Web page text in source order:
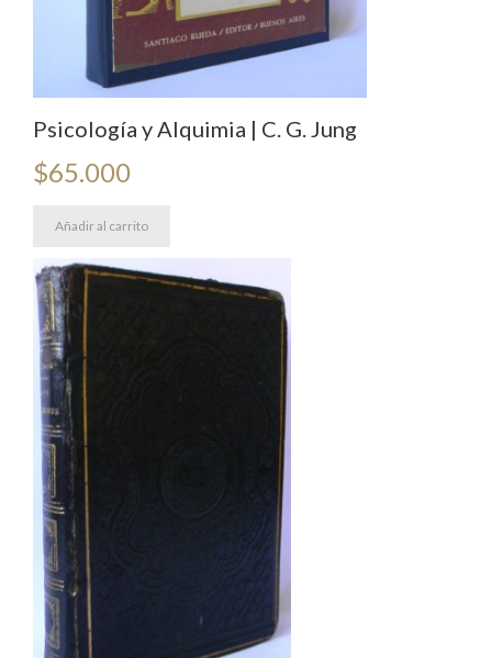
Psicología y Alquimia | C. G. Jung
$65.000
Añadir al carrito